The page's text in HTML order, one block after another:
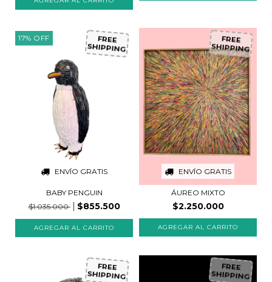
17% OFF
ENVÍO GRATIS
FREE
SHIPPING
BABY PENGUIN
$1.035.000
$855.500
ENVÍO GRATIS
FREE
SHIPPING
ÁUREO MIXTO
$2.250.000
FREE
SHIPPING
FREE
SHIPPING